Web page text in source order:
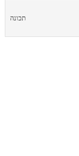
תכונה